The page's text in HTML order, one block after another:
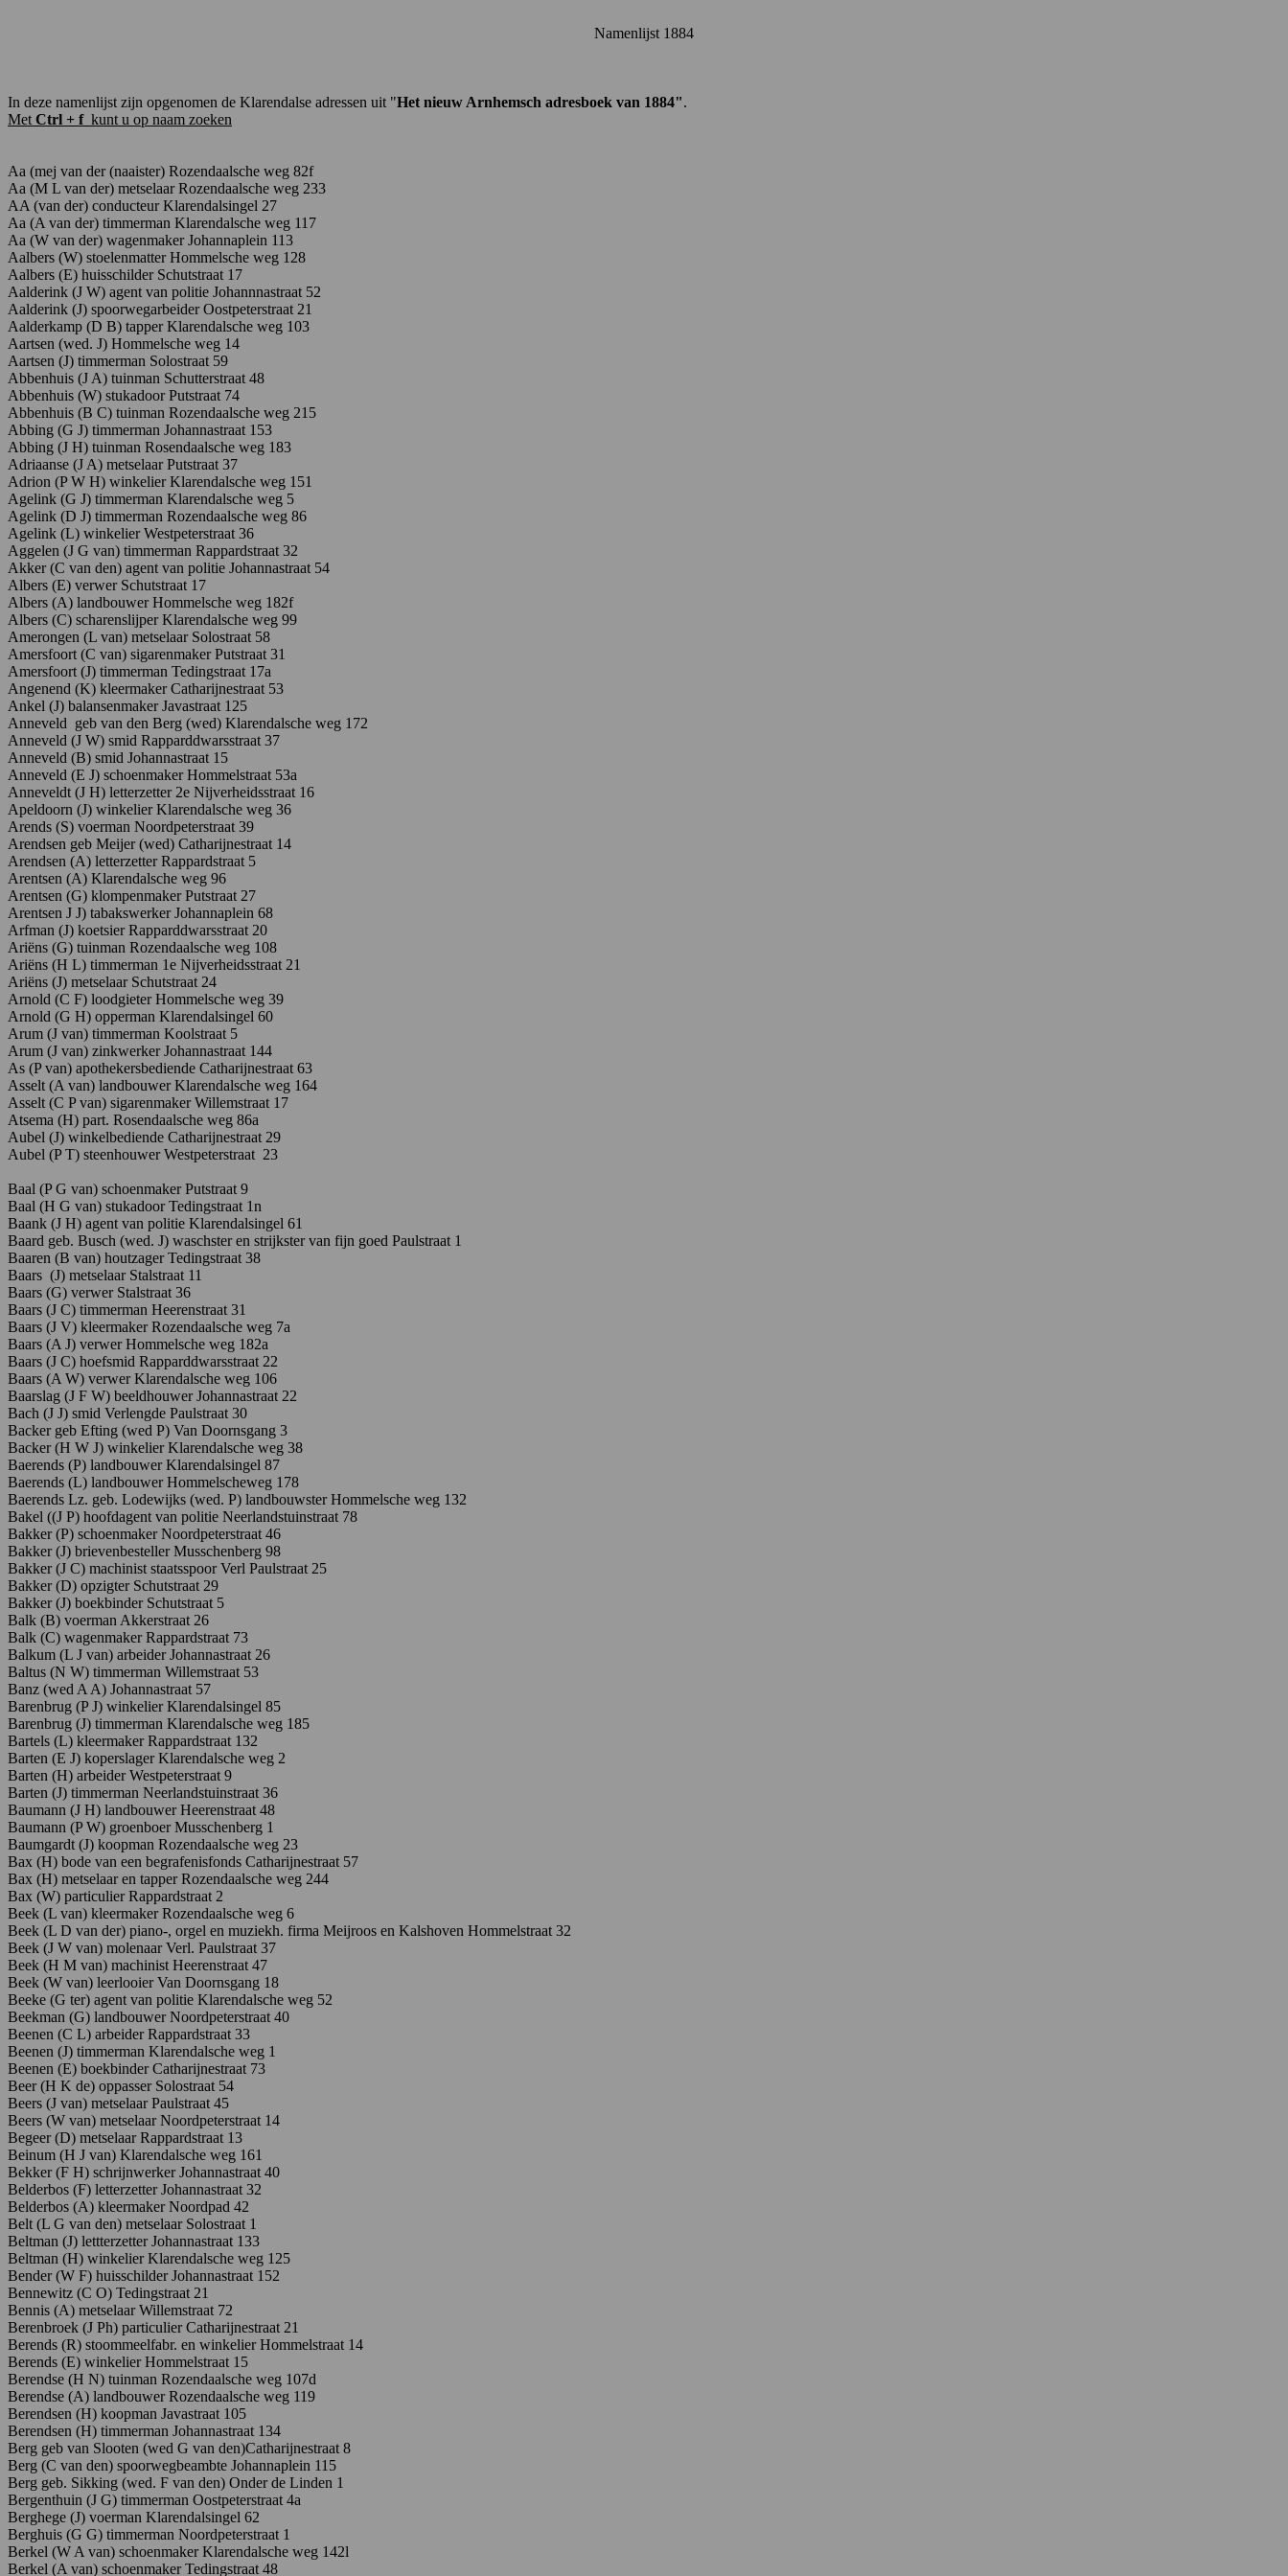
Namenlijst 1884
In deze namenlijst zijn opgenomen de Klarendalse adressen uit "Het nieuw Arnhemsch adresboek van 1884".
Met Ctrl + f kunt u op naam zoeken
Aa (mej van der (naaister) Rozendaalsche weg 82f
Aa (M L van der) metselaar Rozendaalsche weg 233
AA (van der) conducteur Klarendalsingel 27
Aa (A van der) timmerman Klarendalsche weg 117
Aa (W van der) wagenmaker Johannaplein 113
Aalbers (W) stoelenmatter Hommelsche weg 128
Aalbers (E) huisschilder Schutstraat 17
Aalderink (J W) agent van politie Johannnastraat 52
Aalderink (J) spoorwegarbeider Oostpeterstraat 21
Aalderkamp (D B) tapper Klarendalsche weg 103
Aartsen (wed. J) Hommelsche weg 14
Aartsen (J) timmerman Solostraat 59
Abbenhuis (J A) tuinman Schutterstraat 48
Abbenhuis (W) stukadoor Putstraat 74
Abbenhuis (B C) tuinman Rozendaalsche weg 215
Abbing (G J) timmerman Johannastraat 153
Abbing (J H) tuinman Rosendaalsche weg 183
Adriaanse (J A) metselaar Putstraat 37
Adrion (P W H) winkelier Klarendalsche weg 151
Agelink (G J) timmerman Klarendalsche weg 5
Agelink (D J) timmerman Rozendaalsche weg 86
Agelink (L) winkelier Westpeterstraat 36
Aggelen (J G van) timmerman Rappardstraat 32
Akker (C van den) agent van politie Johannastraat 54
Albers (E) verwer Schutstraat 17
Albers (A) landbouwer Hommelsche weg 182f
Albers (C) scharenslijper Klarendalsche weg 99
Amerongen (L van) metselaar Solostraat 58
Amersfoort (C van) sigarenmaker Putstraat 31
Amersfoort (J) timmerman Tedingstraat 17a
Angenend (K) kleermaker Catharijnestraat 53
Ankel (J) balansenmaker Javastraat 125
Anneveld geb van den Berg (wed) Klarendalsche weg 172
Anneveld (J W) smid Rapparddwarsstraat 37
Anneveld (B) smid Johannastraat 15
Anneveld (E J) schoenmaker Hommelstraat 53a
Anneveldt (J H) letterzetter 2e Nijverheidsstraat 16
Apeldoorn (J) winkelier Klarendalsche weg 36
Arends (S) voerman Noordpeterstraat 39
Arendsen geb Meijer (wed) Catharijnestraat 14
Arendsen (A) letterzetter Rappardstraat 5
Arentsen (A) Klarendalsche weg 96
Arentsen (G) klompenmaker Putstraat 27
Arentsen J J) tabakswerker Johannaplein 68
Arfman (J) koetsier Rapparddwarsstraat 20
Ariëns (G) tuinman Rozendaalsche weg 108
Ariëns (H L) timmerman 1e Nijverheidsstraat 21
Ariëns (J) metselaar Schutstraat 24
Arnold (C F) loodgieter Hommelsche weg 39
Arnold (G H) opperman Klarendalsingel 60
Arum (J van) timmerman Koolstraat 5
Arum (J van) zinkwerker Johannastraat 144
As (P van) apothekersbediende Catharijnestraat 63
Asselt (A van) landbouwer Klarendalsche weg 164
Asselt (C P van) sigarenmaker Willemstraat 17
Atsema (H) part. Rosendaalsche weg 86a
Aubel (J) winkelbediende Catharijnestraat 29
Aubel (P T) steenhouwer Westpeterstraat 23
Baal (P G van) schoenmaker Putstraat 9
Baal (H G van) stukadoor Tedingstraat 1n
Baank (J H) agent van politie Klarendalsingel 61
Baard geb. Busch (wed. J) waschster en strijkster van fijn goed Paulstraat 1
Baaren (B van) houtzager Tedingstraat 38
Baars (J) metselaar Stalstraat 11
Baars (G) verwer Stalstraat 36
Baars (J C) timmerman Heerenstraat 31
Baars (J V) kleermaker Rozendaalsche weg 7a
Baars (A J) verwer Hommelsche weg 182a
Baars (J C) hoefsmid Rapparddwarsstraat 22
Baars (A W) verwer Klarendalsche weg 106
Baarslag (J F W) beeldhouwer Johannastraat 22
Bach (J J) smid Verlengde Paulstraat 30
Backer geb Efting (wed P) Van Doornsgang 3
Backer (H W J) winkelier Klarendalsche weg 38
Baerends (P) landbouwer Klarendalsingel 87
Baerends (L) landbouwer Hommelscheweg 178
Baerends Lz. geb. Lodewijks (wed. P) landbouwster Hommelsche weg 132
Bakel ((J P) hoofdagent van politie Neerlandstuinstraat 78
Bakker (P) schoenmaker Noordpeterstraat 46
Bakker (J) brievenbesteller Musschenberg 98
Bakker (J C) machinist staatsspoor Verl Paulstraat 25
Bakker (D) opzigter Schutstraat 29
Bakker (J) boekbinder Schutstraat 5
Balk (B) voerman Akkerstraat 26
Balk (C) wagenmaker Rappardstraat 73
Balkum (L J van) arbeider Johannastraat 26
Baltus (N W) timmerman Willemstraat 53
Banz (wed A A) Johannastraat 57
Barenbrug (P J) winkelier Klarendalsingel 85
Barenbrug (J) timmerman Klarendalsche weg 185
Bartels (L) kleermaker Rappardstraat 132
Barten (E J) koperslager Klarendalsche weg 2
Barten (H) arbeider Westpeterstraat 9
Barten (J) timmerman Neerlandstuinstraat 36
Baumann (J H) landbouwer Heerenstraat 48
Baumann (P W) groenboer Musschenberg 1
Baumgardt (J) koopman Rozendaalsche weg 23
Bax (H) bode van een begrafenisfonds Catharijnestraat 57
Bax (H) metselaar en tapper Rozendaalsche weg 244
Bax (W) particulier Rappardstraat 2
Beek (L van) kleermaker Rozendaalsche weg 6
Beek (L D van der) piano-, orgel en muziekh. firma Meijroos en Kalshoven Hommelstraat 32
Beek (J W van) molenaar Verl. Paulstraat 37
Beek (H M van) machinist Heerenstraat 47
Beek (W van) leerlooier Van Doornsgang 18
Beeke (G ter) agent van politie Klarendalsche weg 52
Beekman (G) landbouwer Noordpeterstraat 40
Beenen (C L) arbeider Rappardstraat 33
Beenen (J) timmerman Klarendalsche weg 1
Beenen (E) boekbinder Catharijnestraat 73
Beer (H K de) oppasser Solostraat 54
Beers (J van) metselaar Paulstraat 45
Beers (W van) metselaar Noordpeterstraat 14
Begeer (D) metselaar Rappardstraat 13
Beinum (H J van) Klarendalsche weg 161
Bekker (F H) schrijnwerker Johannastraat 40
Belderbos (F) letterzetter Johannastraat 32
Belderbos (A) kleermaker Noordpad 42
Belt (L G van den) metselaar Solostraat 1
Beltman (J) lettterzetter Johannastraat 133
Beltman (H) winkelier Klarendalsche weg 125
Bender (W F) huisschilder Johannastraat 152
Bennewitz (C O) Tedingstraat 21
Bennis (A) metselaar Willemstraat 72
Berenbroek (J Ph) particulier Catharijnestraat 21
Berends (R) stoommeelfabr. en winkelier Hommelstraat 14
Berends (E) winkelier Hommelstraat 15
Berendse (H N) tuinman Rozendaalsche weg 107d
Berendse (A) landbouwer Rozendaalsche weg 119
Berendsen (H) koopman Javastraat 105
Berendsen (H) timmerman Johannastraat 134
Berg geb van Slooten (wed G van den)Catharijnestraat 8
Berg (C van den) spoorwegbeambte Johannaplein 115
Berg geb. Sikking (wed. F van den) Onder de Linden 1
Bergenthuin (J G) timmerman Oostpeterstraat 4a
Berghege (J) voerman Klarendalsingel 62
Berghuis (G G) timmerman Noordpeterstraat 1
Berkel (W A van) schoenmaker Klarendalsche weg 142l
Berkel (A van) schoenmaker Tedingstraat 48